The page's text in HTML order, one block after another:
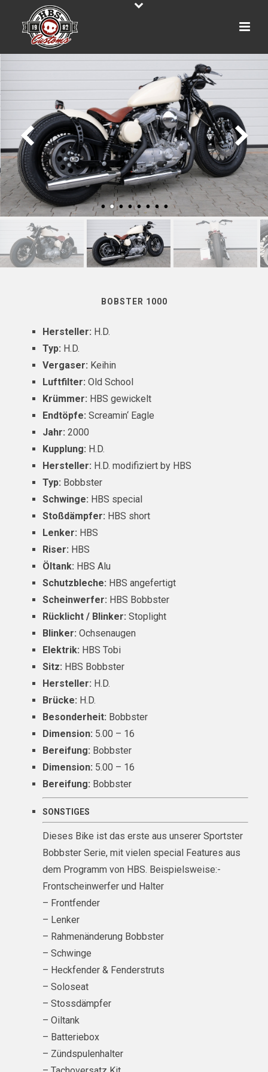
BOBSTER 1000
Hersteller: H.D.
Typ: H.D.
Vergaser: Keihin
Luftfilter: Old School
Krümmer: HBS gewickelt
Endtöpfe: Screamin‘ Eagle
Jahr: 2000
Kupplung: H.D.
Hersteller: H.D. modifiziert by HBS
Typ: Bobbster
Schwinge: HBS special
Stoßdämpfer: HBS short
Lenker: HBS
Riser: HBS
Öltank: HBS Alu
Schutzbleche: HBS angefertigt
Scheinwerfer: HBS Bobbster
Rücklicht / Blinker: Stoplight
Blinker: Ochsenaugen
Elektrik: HBS Tobi
Sitz: HBS Bobbster
Hersteller: H.D.
Brücke: H.D.
Besonderheit: Bobbster
Dimension: 5.00 – 16
Bereifung: Bobbster
Dimension: 5.00 – 16
Bereifung: Bobbster
SONSTIGES
Dieses Bike ist das erste aus unserer Sportster
Bobbster Serie, mit vielen special Features aus
dem Programm von HBS. Beispielsweise:-
Frontscheinwerfer und Halter
– Frontfender
– Lenker
– Rahmenänderung Bobbster
– Schwinge
– Heckfender & Fenderstruts
– Soloseat
– Stossdämpfer
– Oiltank
– Batteriebox
– Zündspulenhalter